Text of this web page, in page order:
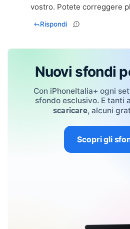
vostro. Potete correggere
Rispondi
Nuovi sfondi
Con iPhoneItalia+ ogni
sfondo esclusivo. E tanti
scaricare, alcuni
Scopri gli